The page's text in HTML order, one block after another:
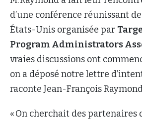
d’une conférence réunissant
États-Unis organisée par
Program Administrators
vraies discussions ont
on a déposé notre lettre
raconte Jean-François
« On cherchait des partenaires